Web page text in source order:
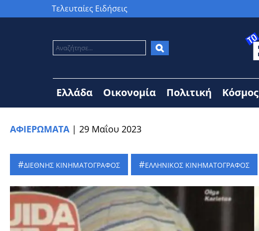
Τελευταίες Ειδήσεις
Ελλάδα Οικονομία Πολιτική Κόσμος
ΑΦΙΕΡΩΜΑΤΑ| 29 Μαΐου 2023
ΔΙΕΘΝΗΣ ΚΙΝΗΜΑΤΟΓΡΑΦΟΣ ΕΛΛΗΝΙΚΟΣ ΚΙΝΗΜΑΤΟΓΡΑΦΟΣ